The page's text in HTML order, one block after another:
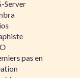
Server
pas en